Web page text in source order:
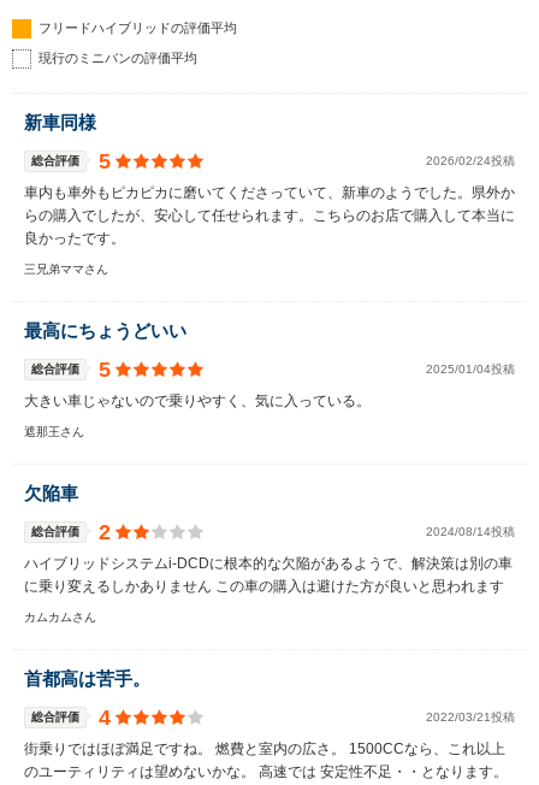
フリードハイブリッドの評価平均
現行のミニバンの評価平均
新車同様
総合評価 5 2026/02/24投稿
車内も車外もピカピカに磨いてくださっていて、新車のようでした。県外か
らの購入でしたが、安心して任せられます。こちらのお店で購入して本当に
良かったです。
三兄弟ママさん
最高にちょうどいい
総合評価 5 2025/01/04投稿
大きい車じゃないので乗りやすく、気に入っている。
遮那王さん
欠陥車
総合評価 2 2024/08/14投稿
ハイブリッドシステムi-DCDに根本的な欠陥があるようで、解決策は別の車
に乗り変えるしかありません この車の購入は避けた方が良いと思われます
カムカムさん
首都高は苦手。
総合評価 4 2022/03/21投稿
街乗りではほぼ満足ですね。 燃費と室内の広さ。 1500CCなら、これ以上
のユーティリティは望めないかな。 高速では 安定性不足・・となります。